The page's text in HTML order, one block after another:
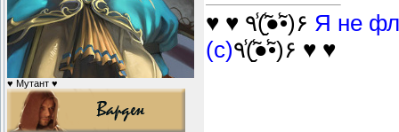
♥ Мутант ♥
♥ ♥ ٩(̾●̮̮̃̾•̃̾)۶ Я не
(с) ٩(̾●̮̮̃̾•̃̾)۶ ♥ ♥